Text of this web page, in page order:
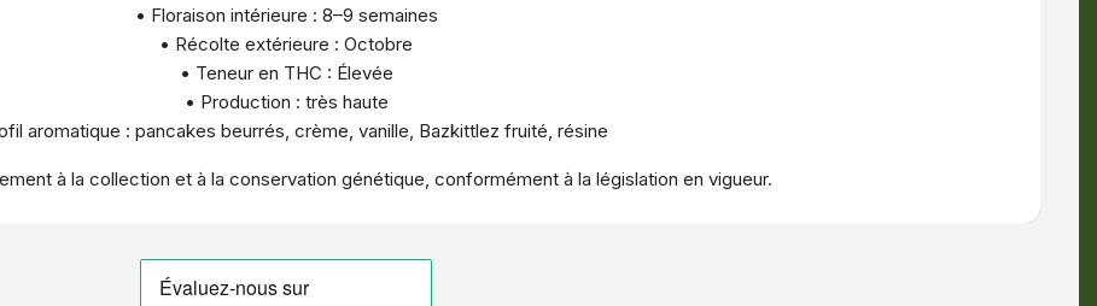
• Floraison intérieure : 8–9 semaines
• Récolte extérieure : Octobre
• Teneur en THC : Élevée
• Production : très haute
aromatique : pancakes beurrés, crème, vanille, Bazkittlez fruité, résine
à la collection et à la conservation génétique, conformément à la législation en vigueur.